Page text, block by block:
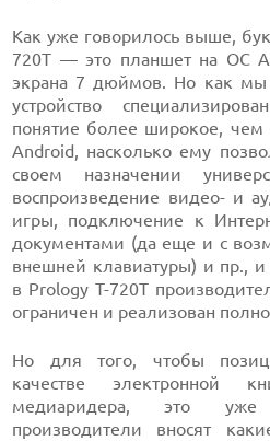
Как уже говорилось выше,
720T — это планшет на ОС
экрана 7 дюймов. Но как
устройство
понятие более широкое, чем
Android, насколько ему
своем назначении
воспроизведение видео- и
игры, подключение к
документами (да еще и с
внешней клавиатуры) и пр.,
в Prology T-720T
ограничен и реализован
Но для того, чтобы
качестве электронной
медиаридера, это уже
производители вносят